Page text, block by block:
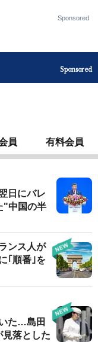
Sponsored
Sponsored
員 有料会員
日にバレ
"中国の半
ンス人が
｢順番｣を
た…島田
見落とした